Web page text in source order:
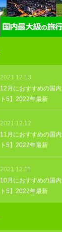
2021.12.13
12月におすすめの国
ト5】2022年最新
2021.12.12
11月におすすめの国
ト5】2022年最新
2021.12.11
10月におすすめの国
ト5】2022年最新